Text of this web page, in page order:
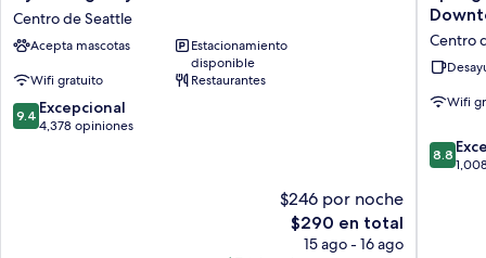
Regency
Seattle
Centro
Seattle
Centro de Seattle
Acepta mascotas
Estacionamiento
disponible
Wifi gratuito
Restaurantes
9.4
de
9.4 Excepcional
4,378 opiniones
$246 por noche
El
precio
$290 en total
15 ago - 16 ago
Suites
Marriott
Seattle
Lake
Centro
de
Centro
Wifi
8.8
de
8.8